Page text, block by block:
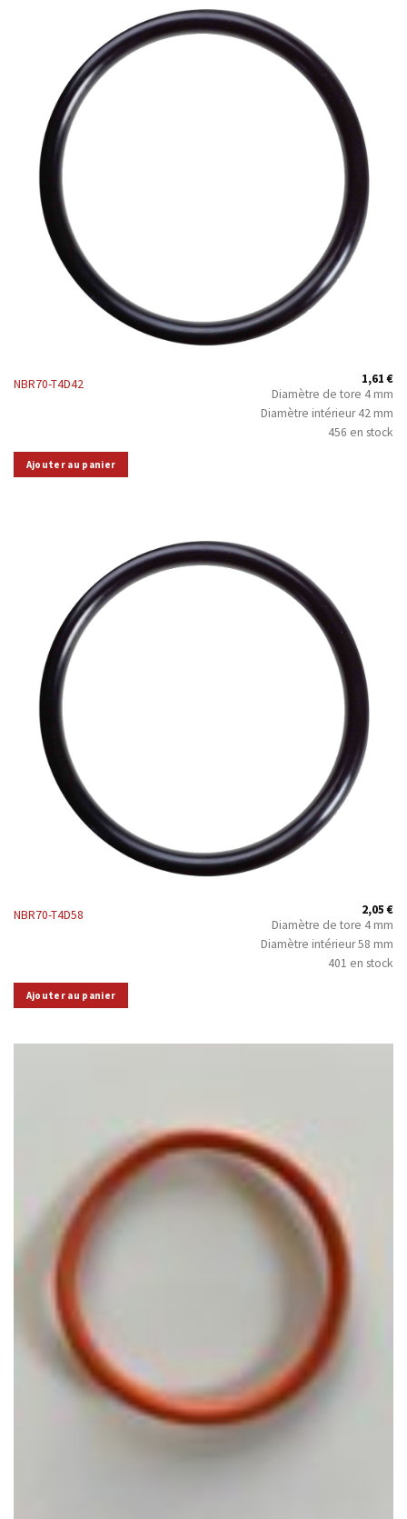
NBR70-T4D42 1,61€
Diamètre de tore 4 mm
Diamètre intérieur 42 mm
456 en stock
Ajouter au panier
NBR70-T4D58 2,05€
Diamètre de tore 4 mm
Diamètre intérieur 58 mm
401 en stock
Ajouter au panier